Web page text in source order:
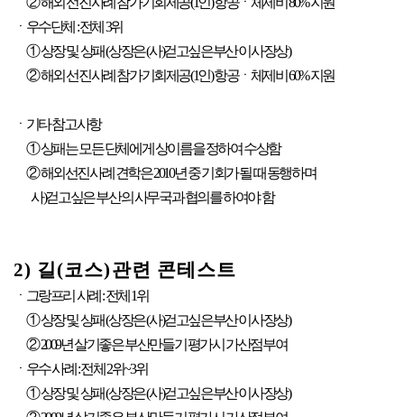
ㆍ우수단체 : 전체 3위
① 상장 및 상패 (상장은 (사)걷고싶은부산 이사장상)
② 해외 선진사례 참가기회제공(1인) 항공ㆍ체제비 60% 지원
ㆍ기타 참고사항
① 상패는 모든 단체에게 상이름을 정하여 수상함
② 해외선진사례 견학은 2010년 중 기회가 될 때 동행하며
사)걷고싶은 부산의 사무국과 협의를 하여야 함
2) 길(코스)관련 콘테스트
ㆍ그랑프리 사례 : 전체 1위
① 상장 및 상패 (상장은 (사)걷고싶은부산 이사장상)
② 2009년 살기좋은 부산만들기 평가시 가산점부여
ㆍ우수 사례 : 전체 2위~3위
① 상장 및 상패 (상장은 (사)걷고싶은부산 이사장상)